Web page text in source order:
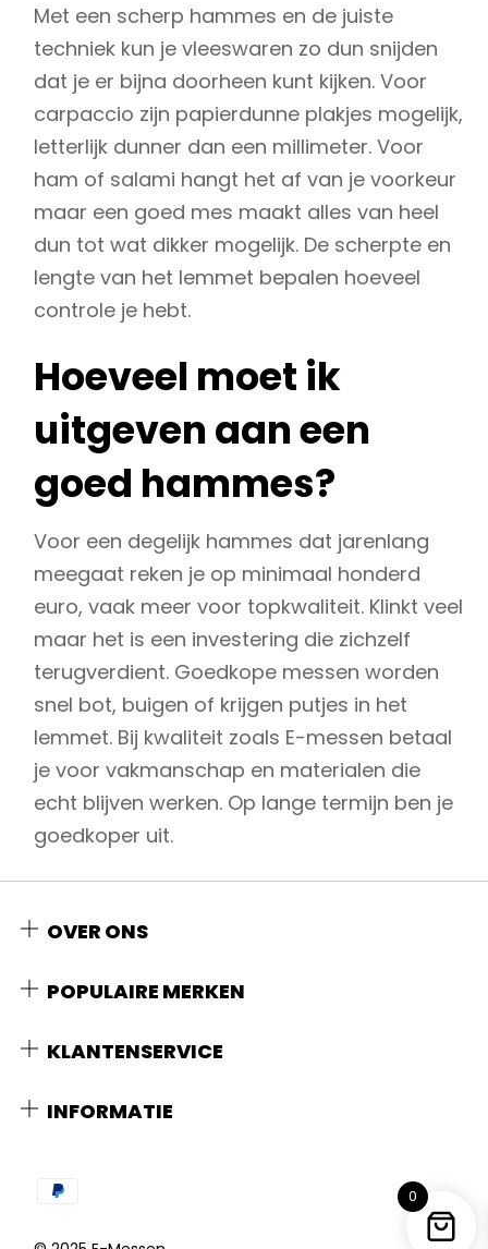
Met een scherp hammes en de juiste
techniek kun je vleeswaren zo dun snijden
dat je er bijna doorheen kunt kijken. Voor
carpaccio zijn papierdunne plakjes mogelijk,
letterlijk dunner dan een millimeter. Voor
ham of salami hangt het af van je voorkeur
maar een goed mes maakt alles van heel
dun tot wat dikker mogelijk. De scherpte en
lengte van het lemmet bepalen hoeveel
controle je hebt.
Hoeveel moet ik
uitgeven aan een
goed hammes?
Voor een degelijk hammes dat jarenlang
meegaat reken je op minimaal honderd
euro, vaak meer voor topkwaliteit. Klinkt veel
maar het is een investering die zichzelf
terugverdient. Goedkope messen worden
snel bot, buigen of krijgen putjes in het
lemmet. Bij kwaliteit zoals E-messen betaal
je voor vakmanschap en materialen die
echt blijven werken. Op lange termijn ben je
goedkoper uit.
OVER ONS
POPULAIRE MERKEN
KLANTENSERVICE
INFORMATIE
0